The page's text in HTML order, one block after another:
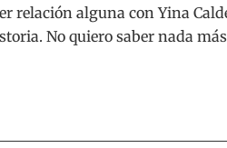
relación alguna con Yina
No quiero saber nada